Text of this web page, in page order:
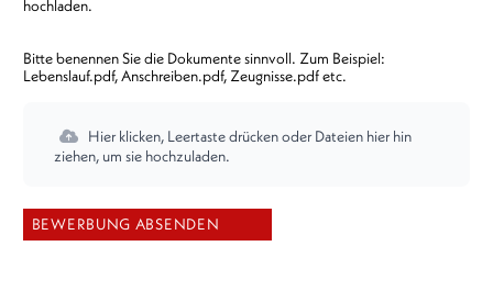
hochladen.
Bitte benennen Sie die Dokumente sinnvoll. Zum Beispiel:
Lebenslauf.pdf, Anschreiben.pdf, Zeugnisse.pdf etc.
Hier klicken, Leertaste drücken oder Dateien hier hin
ziehen, um sie hochzuladen.